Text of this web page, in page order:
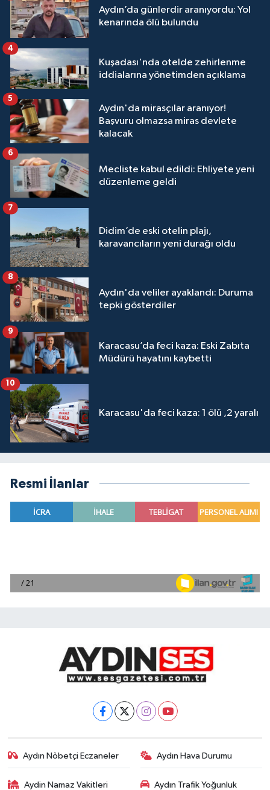
Aydın’da günlerdir aranıyordu: Yol
kenarında ölü bulundu
Kuşadası'nda otelde zehirlenme
iddialarına yönetimden açıklama
4
Aydın'da mirasçılar aranıyor!
Başvuru olmazsa miras devlete
kalacak
5
Mecliste kabul edildi: Ehliyete yeni
düzenleme geldi
6
Didim’de eski otelin plajı,
karavancıların yeni durağı oldu
7
Aydın'da veliler ayaklandı: Duruma
tepki gösterdiler
8
Karacasu’da feci kaza: Eski Zabıta
Müdürü hayatını kaybetti
9
Karacasu'da feci kaza: 1 ölü ,2 yaralı
10
Resmi İlanlar
Aydın Nöbetçi Eczaneler Aydın Hava Durumu
Aydin Namaz Vakitleri Aydın Trafik Yoğunluk